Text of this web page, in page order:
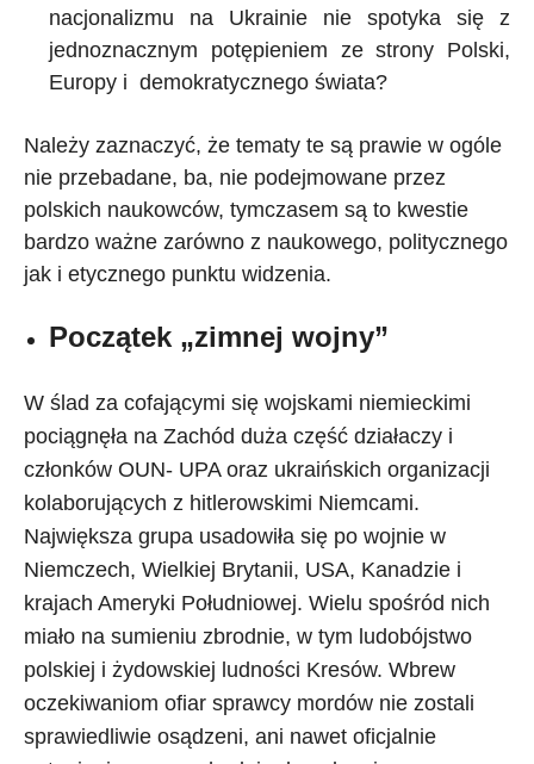
nacjonalizmu na Ukrainie nie spotyka się z
jednoznacznym potępieniem ze strony Polski,
Europy i demokratycznego świata?
Należy zaznaczyć, że tematy te są prawie w ogóle
nie przebadane, ba, nie podejmowane przez
polskich naukowców, tymczasem są to kwestie
bardzo ważne zarówno z naukowego, politycznego
jak i etycznego punktu widzenia.
Początek „zimnej wojny”
W ślad za cofającymi się wojskami niemieckimi
pociągnęła na Zachód duża część działaczy i
członków OUN- UPA oraz ukraińskich organizacji
kolaborujących z hitlerowskimi Niemcami.
Największa grupa usadowiła się po wojnie w
Niemczech, Wielkiej Brytanii, USA, Kanadzie i
krajach Ameryki Południowej. Wielu spośród nich
miało na sumieniu zbrodnie, w tym ludobójstwo
polskiej i żydowskiej ludności Kresów. Wbrew
oczekiwaniom ofiar sprawcy mordów nie zostali
sprawiedliwie osądzeni, ani nawet oficjalnie